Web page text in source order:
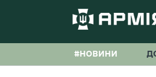
#НОВИНИ